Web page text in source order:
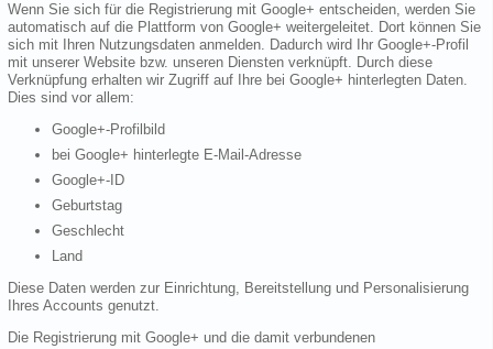
Wenn Sie sich für die Registrierung mit Google+ entscheiden, werden Sie
automatisch auf die Plattform von Google+ weitergeleitet. Dort können Sie
sich mit Ihren Nutzungsdaten anmelden. Dadurch wird Ihr Google+-Profil
mit unserer Website bzw. unseren Diensten verknüpft. Durch diese
Verknüpfung erhalten wir Zugriff auf Ihre bei Google+ hinterlegten Daten.
Dies sind vor allem:
Google+-Profilbild
bei Google+ hinterlegte E-Mail-Adresse
Google+-ID
Geburtstag
Geschlecht
Land
Diese Daten werden zur Einrichtung, Bereitstellung und Personalisierung
Ihres Accounts genutzt.
Die Registrierung mit Google+ und die damit verbundenen